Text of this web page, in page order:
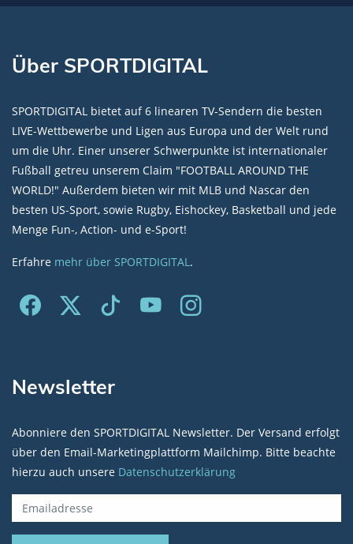
Über SPORTDIGITAL
SPORTDIGITAL bietet auf 6 linearen TV-Sendern die besten
LIVE-Wettbewerbe und Ligen aus Europa und der Welt rund
um die Uhr. Einer unserer Schwerpunkte ist internationaler
Fußball getreu unserem Claim "FOOTBALL AROUND THE
WORLD!" Außerdem bieten wir mit MLB und Nascar den
besten US-Sport, sowie Rugby, Eishockey, Basketball und jede
Menge Fun-, Action- und e-Sport!
Erfahre mehr über SPORTDIGITAL.
Newsletter
Abonniere den SPORTDIGITAL Newsletter. Der Versand erfolgt
über den Email-Marketingplattform Mailchimp. Bitte beachte
hierzu auch unsere Datenschutzerklärung